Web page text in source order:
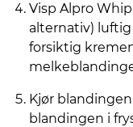
Visp Alpro
alternativ)
forsiktig
Kjør
blandingen i